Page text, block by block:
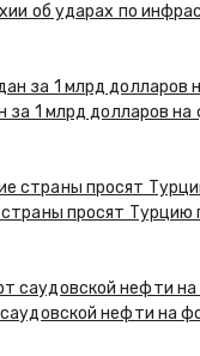
об ударах по
1 млрд долларов на
просят Турцию
нефти на